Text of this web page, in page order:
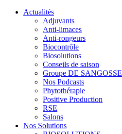
Actualités
Adjuvants
Anti-limaces
Anti-rongeurs
Biocontrôle
Biosolutions
Conseils de saison
Groupe DE SANGOSSE
Nos Podcasts
Phytothérapie
Positive Production
RSE
Salons
Nos Solutions